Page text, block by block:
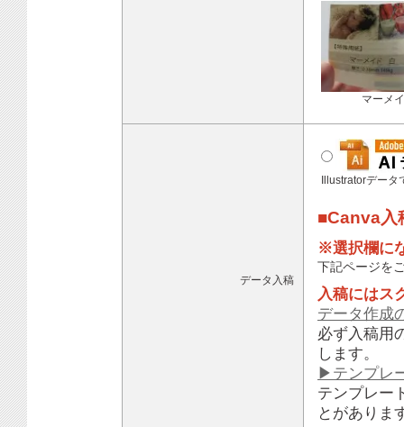
マーメ
データ入稿
Illustratorデータ
■Canva入
※選択欄に
下記ページを
入稿にはス
データ作成
必ず入稿用
します。
▶テンプレ
テンプレー
とがありま